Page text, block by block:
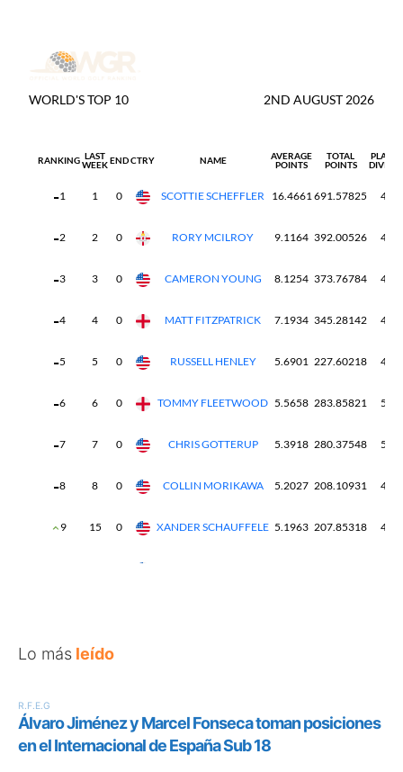
Lo más leído